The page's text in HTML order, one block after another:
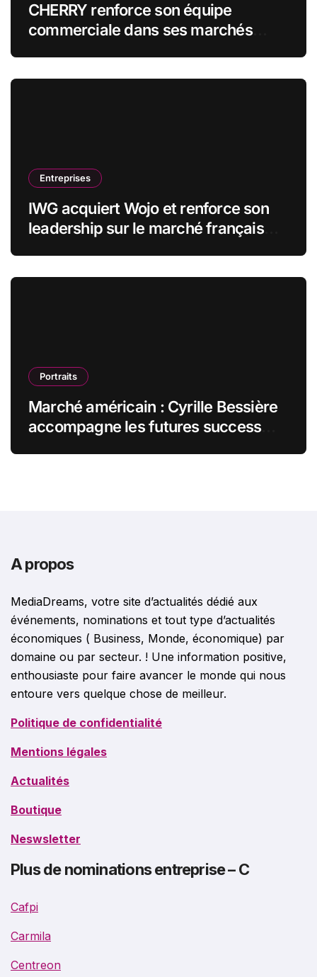
CHERRY renforce son équipe
commerciale dans ses marchés
Entreprises
IWG acquiert Wojo et renforce son
leadership sur le marché français
Portraits
Marché américain : Cyrille Bessière
accompagne les futures success
A propos
MediaDreams, votre site d’actualités dédié aux
événements, nominations et tout type d’actualités
économiques ( Business, Monde, économique) par
domaine ou par secteur. ! Une information positive,
enthousiaste pour faire avancer le monde qui nous
entoure vers quelque chose de meilleur.
Politique de confidentialité
Mentions légales
Actualités
Boutique
Neswsletter
Plus de nominations entreprise – C
Cafpi
Carmila
Centreon